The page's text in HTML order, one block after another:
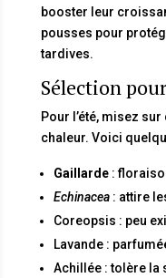
booster leur
pousses pour
tardives.
Sélection
Pour l’été, misez
chaleur. Voici
Gaillarde:
Echinacea: attire
Coreopsis : peu
Lavande :
Achillée : tolère la